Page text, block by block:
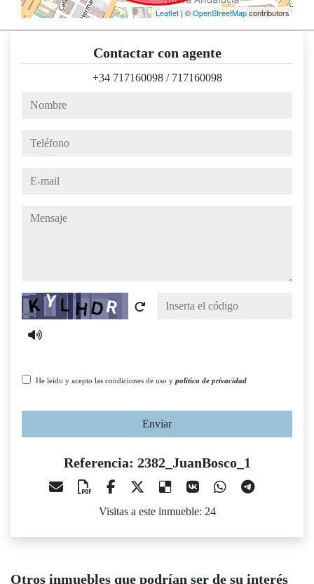
Leaflet| ©OpenStreetMapcontributors
Contactar con agente
+34 717160098 / 717160098
nombre
teléfono
e-mail
mensaje
Captcha
He leído y acepto las condiciones de uso y política de privacidad
Enviar
Referencia: 2382_JuanBosco_1
Visitas a este inmueble: 24
Otros inmuebles que podrían ser de su interés